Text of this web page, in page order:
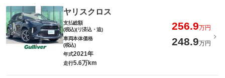
ヤリスクロス
支払総額
(税込)(リ済込・追)
256.9万円
車両本体価格
(税込)
248.9万円
年式2021年
走行5.6万km